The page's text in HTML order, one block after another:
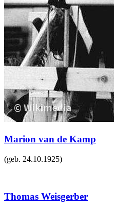
Marion van de Kamp
(geb. 24.10.1925)
Thomas Weisgerber